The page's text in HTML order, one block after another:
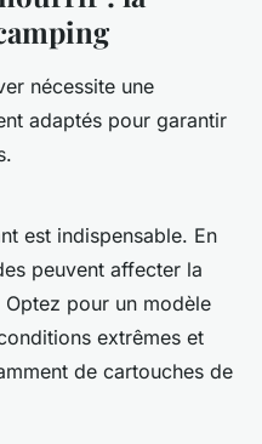
nécessite une
adaptés pour garantir
est indispensable. En
peuvent affecter la
pour un modèle
extrêmes et
de cartouches de